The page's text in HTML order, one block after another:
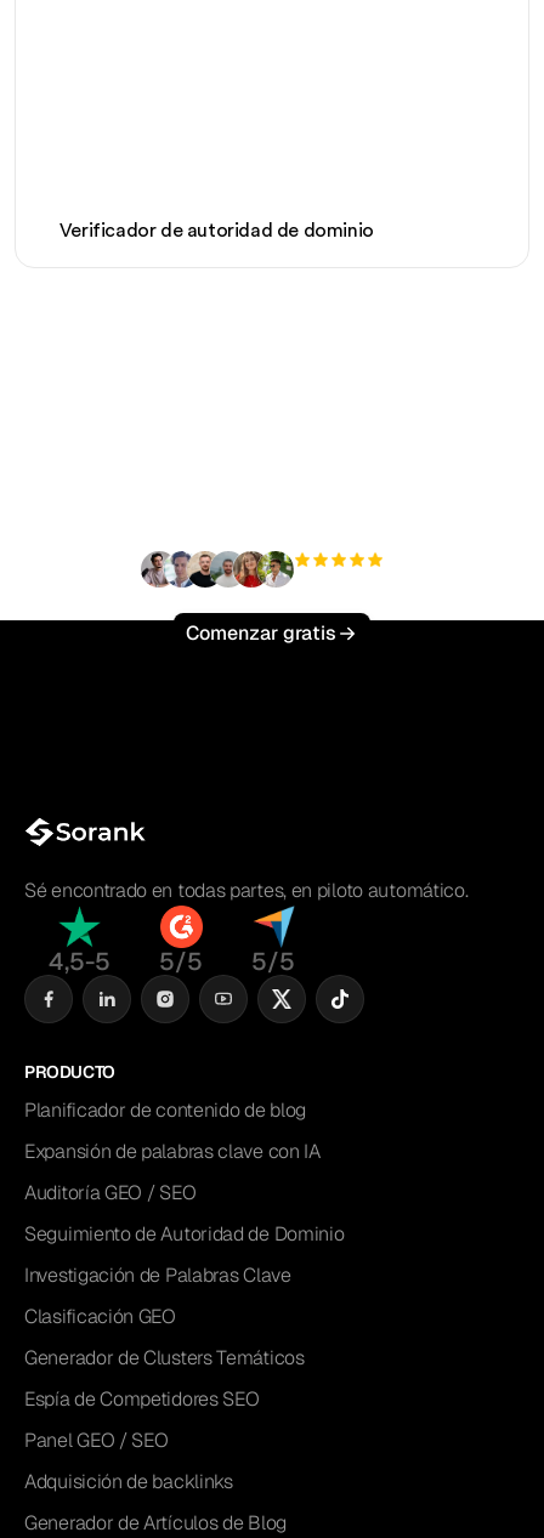
Verificador de autoridad de dominio
Comenzar gratis
Sé encontrado en todas partes, en piloto automático.
4,5-5 5/5 5/5
PRODUCTO
Planificador de contenido de blog
Expansión de palabras clave con IA
Auditoría GEO / SEO
Seguimiento de Autoridad de Dominio
Investigación de Palabras Clave
Clasificación GEO
Generador de Clusters Temáticos
Espía de Competidores SEO
Panel GEO / SEO
Adquisición de backlinks
Generador de Artículos de Blog